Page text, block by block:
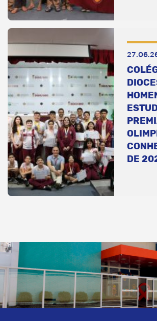
DE